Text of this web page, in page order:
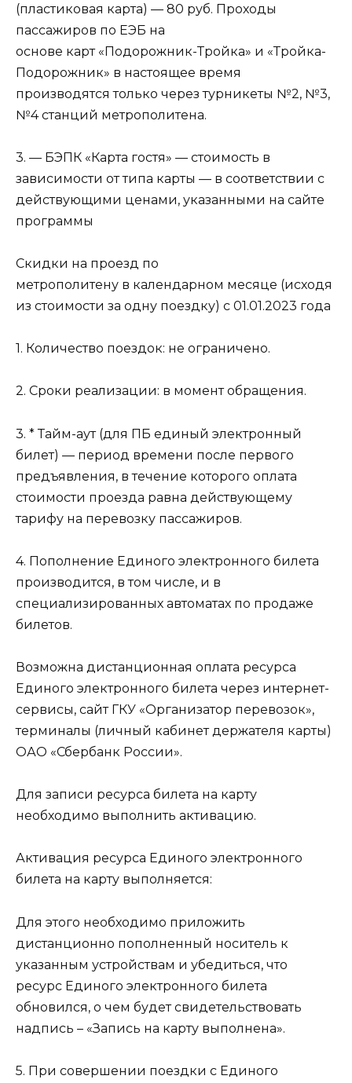
(пластиковая карта) — 80 руб. Проходы
пассажиров по ЕЭБ на
основе карт «Подорожник-Тройка» и «Тройка-
Подорожник» в настоящее время
производятся только через турникеты №2, №3,
№4 станций метрополитена.
3. — БЭПК «Карта гостя» — стоимость в
зависимости от типа карты — в соответствии с
действующими ценами, указанными на сайте
программы
Скидки на проезд по
метрополитену в календарном месяце (исходя
из стоимости за одну поездку) c 01.01.2023 года
1. Количество поездок: не ограничено.
2. Сроки реализации: в момент обращения.
3. * Тайм-аут (для ПБ единый электронный
билет) — период времени после первого
предъявления, в течение которого оплата
стоимости проезда равна действующему
тарифу на перевозку пассажиров.
4. Пополнение Единого электронного билета
производится, в том числе, и в
специализированных автоматах по продаже
билетов.
Возможна дистанционная оплата ресурса
Единого электронного билета через интернет-
сервисы, сайт ГКУ «Организатор перевозок»,
терминалы (личный кабинет держателя карты)
ОАО «Сбербанк России».
Для записи ресурса билета на карту
необходимо выполнить активацию.
Активация ресурса Единого электронного
билета на карту выполняется:
Для этого необходимо приложить
дистанционно пополненный носитель к
указанным устройствам и убедиться, что
ресурс Единого электронного билета
обновился, о чем будет свидетельствовать
надпись – «Запись на карту выполнена».
5. При совершении поездки с Единого